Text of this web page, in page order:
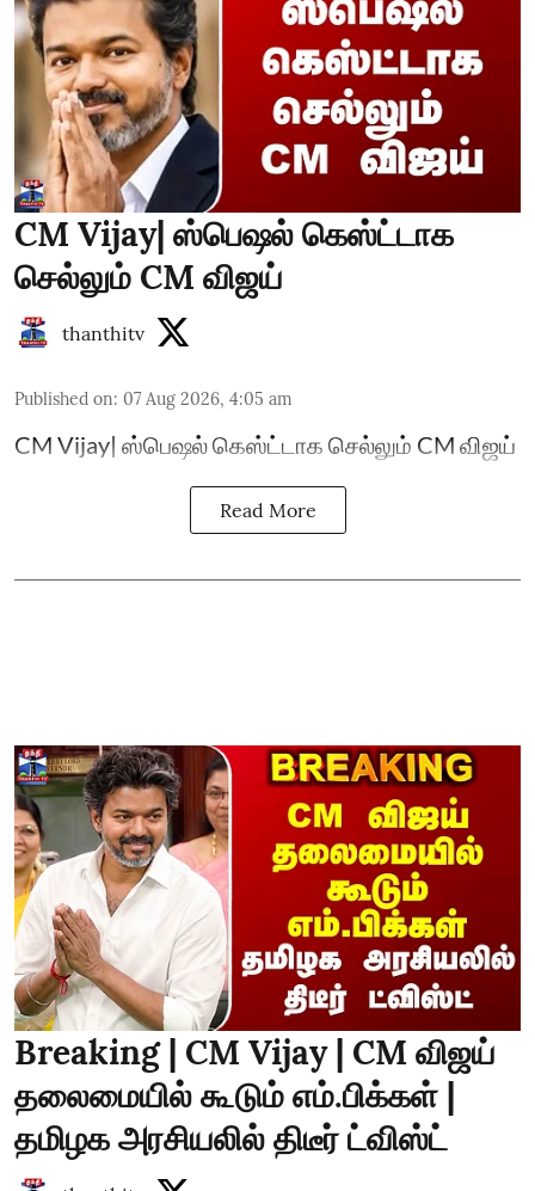
CM Vijay| ஸ்பெஷல் கெஸ்ட்டாக
செல்லும் CM விஜய்
thanthitv
Published on: 07 Aug 2026, 4:05 am
CM Vijay| ஸ்பெஷல் கெஸ்ட்டாக செல்லும் CM விஜய்
Read More
Breaking | CM Vijay | CM விஜய்
தலைமையில் கூடும் எம்.பிக்கள் |
தமிழக அரசியலில் திடீர் ட்விஸ்ட்